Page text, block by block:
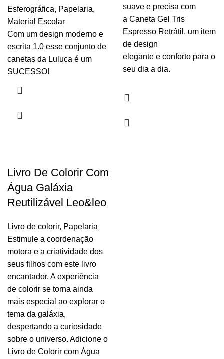
Esferográfica, Papelaria,
Material Escolar
Com um design moderno e
escrita 1.0 esse conjunto de
canetas da Luluca é um
SUCESSO!
suave e precisa com
a Caneta Gel Tris
Espresso Retrátil, um item
de design
elegante e conforto para o
seu dia a dia.
Livro De Colorir Com
Água Galáxia
Reutilizável Leo&leo
Livro de colorir, Papelaria
Estimule a coordenação
motora e a criatividade dos
seus filhos com este livro
encantador. A experiência
de colorir se torna ainda
mais especial ao explorar o
tema da galáxia,
despertando a curiosidade
sobre o universo. Adicione o
Livro de Colorir com Água